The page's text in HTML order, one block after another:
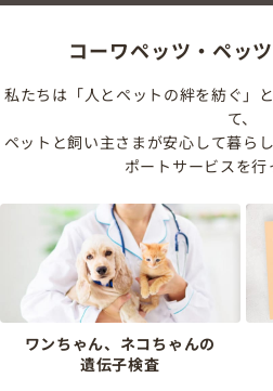
コーワペッツ・ペッ
私たちは「人とペットの絆を紡ぐ」
て、
ペットと飼い主さまが安心して暮ら
ポートサービスを行
ワンちゃん、ネコちゃんの
遺伝子検査